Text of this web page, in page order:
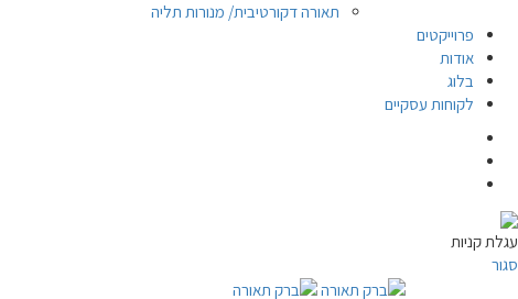
תאורה דקורטיבית/ מנורות תליה
פרוייקטים
אודות
בלוג
לקוחות עסקיים
עגלת קניות
סגור